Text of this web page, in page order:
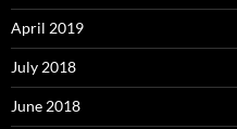
April 2019
July 2018
June 2018